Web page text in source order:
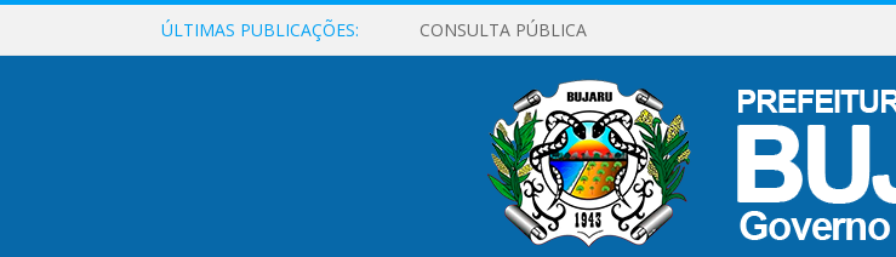
ÚLTIMAS PUBLICAÇÕES: CONSULTA PÚBLICA